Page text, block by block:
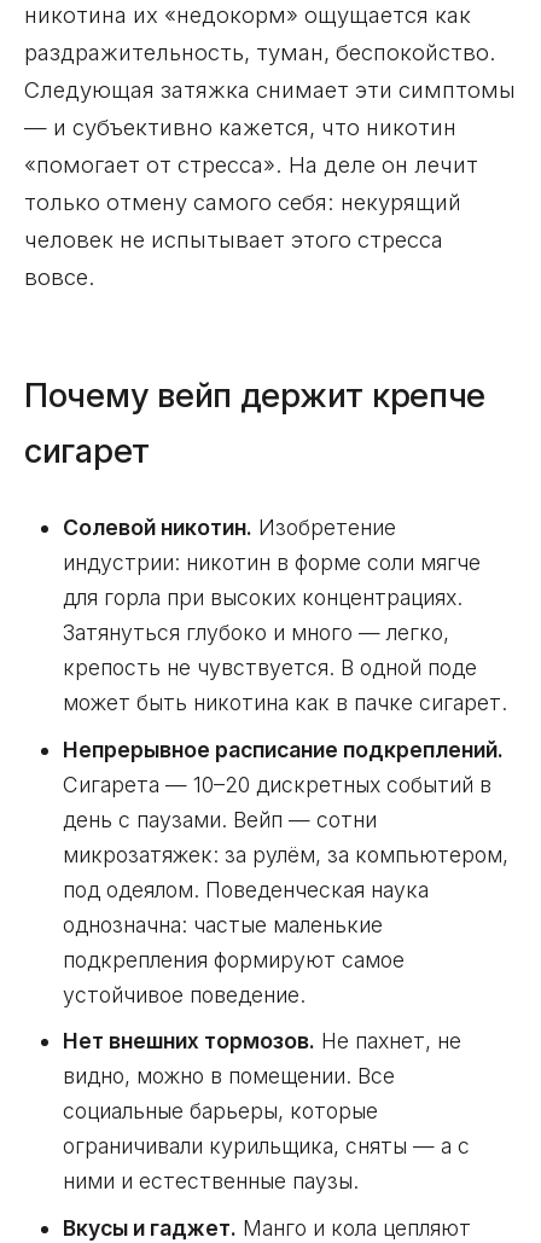
никотина их «недокорм» ощущается как
раздражительность, туман, беспокойство.
Следующая затяжка снимает эти симптомы
— и субъективно кажется, что никотин
«помогает от стресса». На деле он лечит
только отмену самого себя: некурящий
человек не испытывает этого стресса
вовсе.
Почему вейп держит крепче
сигарет
Солевой никотин. Изобретение
индустрии: никотин в форме соли мягче
для горла при высоких концентрациях.
Затянуться глубоко и много — легко,
крепость не чувствуется. В одной поде
может быть никотина как в пачке сигарет.
Непрерывное расписание подкреплений.
Сигарета — 10–20 дискретных событий в
день с паузами. Вейп — сотни
микрозатяжек: за рулём, за компьютером,
под одеялом. Поведенческая наука
однозначна: частые маленькие
подкрепления формируют самое
устойчивое поведение.
Нет внешних тормозов. Не пахнет, не
видно, можно в помещении. Все
социальные барьеры, которые
ограничивали курильщика, сняты — а с
ними и естественные паузы.
Вкусы и гаджет. Манго и кола цепляют